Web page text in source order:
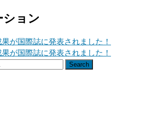
ョン
が国際誌に発表されました！
が国際誌に発表されました！
Search